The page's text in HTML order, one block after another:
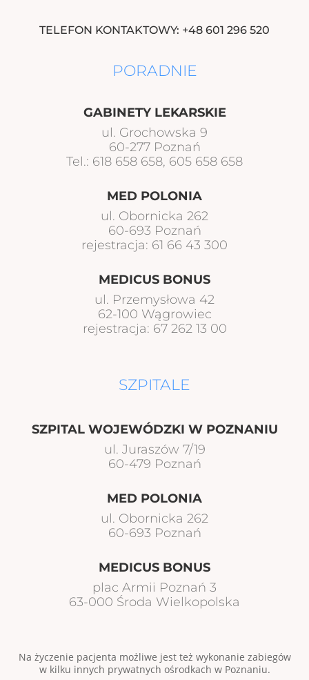
TELEFON KONTAKTOWY: +48 601 296 520
PORADNIE
GABINETY LEKARSKIE
ul. Grochowska 9
60-277 Poznań
Tel.: 618 658 658, 605 658 658
MED POLONIA
ul. Obornicka 262
60-693 Poznań
rejestracja: 61 66 43 300
MEDICUS BONUS
ul. Przemysłowa 42
62-100 Wągrowiec
rejestracja: 67 262 13 00
SZPITALE
SZPITAL WOJEWÓDZKI W POZNANIU
ul. Juraszów 7/19
60-479 Poznań
MED POLONIA
ul. Obornicka 262
60-693 Poznań
MEDICUS BONUS
plac Armii Poznań 3
63-000 Środa Wielkopolska
Na życzenie pacjenta możliwe jest też wykonanie zabiegów
w kilku innych prywatnych ośrodkach w Poznaniu.